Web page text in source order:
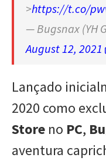
>https://t.co/
— Bugsnax (YH
August 12, 2021
Lançado
2020 como
Store no PC,
aventura